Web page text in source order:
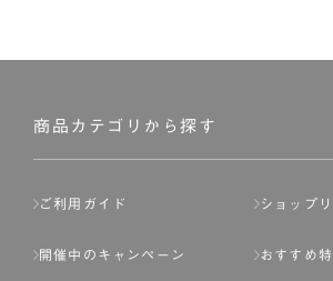
商品カテゴリから探す
ご利用ガイド ショップ
開催中のキャンペーン おすすめ